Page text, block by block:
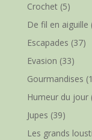
Crochet(5)
De fil en aiguille
Escapades (37)
Evasion (33)
Gourmandises
Humeur du jour
Jupes (39)
Les grands